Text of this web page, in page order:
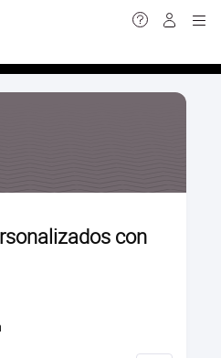
con